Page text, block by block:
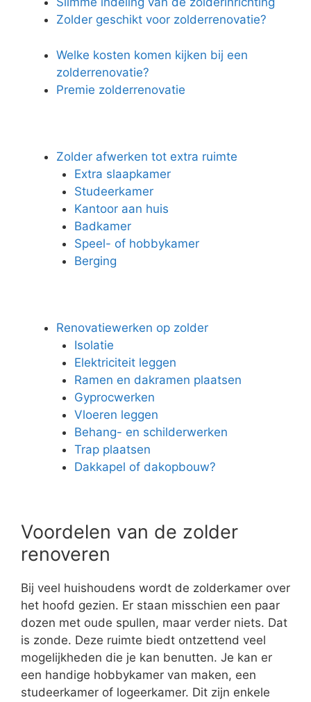
Zolder geschikt voor zolderrenovatie?
Welke kosten komen kijken bij een
zolderrenovatie?
Premie zolderrenovatie
Zolder afwerken tot extra ruimte
Extra slaapkamer
Studeerkamer
Kantoor aan huis
Badkamer
Speel- of hobbykamer
Berging
Renovatiewerken op zolder
Isolatie
Elektriciteit leggen
Ramen en dakramen plaatsen
Gyprocwerken
Vloeren leggen
Behang- en schilderwerken
Trap plaatsen
Dakkapel of dakopbouw?
Voordelen van de zolder
renoveren
Bij veel huishoudens wordt de zolderkamer over
het hoofd gezien. Er staan misschien een paar
dozen met oude spullen, maar verder niets. Dat
is zonde. Deze ruimte biedt ontzettend veel
mogelijkheden die je kan benutten. Je kan er
een handige hobbykamer van maken, een
studeerkamer of logeerkamer. Dit zijn enkele